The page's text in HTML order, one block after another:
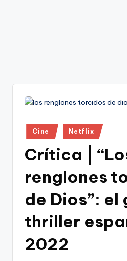
Publicado
en
Cine Netflix
Crítica |
renglones
de Dios”: el
thriller
2022